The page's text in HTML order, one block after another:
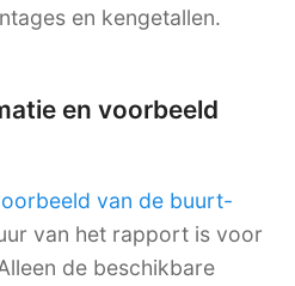
en kengetallen.
en voorbeeld
van de buurt-
van het rapport is voor
de beschikbare